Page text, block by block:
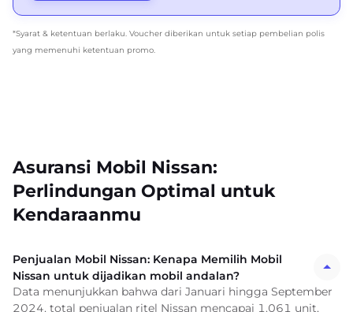
*Syarat & ketentuan berlaku. Voucher diberikan untuk setiap pembelian polis
yang memenuhi ketentuan promo.
Asuransi Mobil Nissan:
Perlindungan Optimal untuk
Kendaraanmu
Penjualan Mobil Nissan: Kenapa Memilih Mobil
Nissan untuk dijadikan mobil andalan?
Data menunjukkan bahwa dari Januari hingga September
2024, total penjualan ritel Nissan mencapai 1.061 unit,